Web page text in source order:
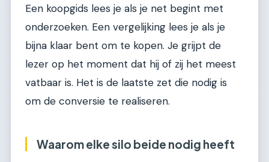
Een koopgids lees je als je net begint met
onderzoeken. Een vergelijking lees je als je
bijna klaar bent om te kopen. Je grijpt de
lezer op het moment dat hij of zij het meest
vatbaar is. Het is de laatste zet die nodig is
om de conversie te realiseren.
Waarom elke silo beide nodig heeft